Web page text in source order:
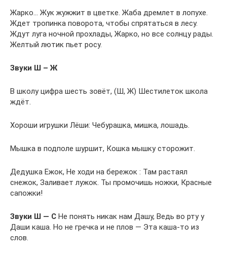
Жарко… Жук жужжит в цветке. Жаба дремлет в лопухе.
Ждет тропинка поворота, чтобы спрятаться в лесу.
Ждут луга ночной прохлады, Жарко, но все солнцу рады.
Желтый лютик пьет росу.
Звуки Ш – Ж
В школу цифра шесть зовёт, (Ш, Ж) Шестилеток школа
ждёт.
Хороши игрушки Лёши: Чебурашка, мишка, лошадь.
Мышка в подполе шуршит, Кошка мышку сторожит.
Дедушка Ежок, Не ходи на бережок : Там растаял
снежок, Заливает лужок. Ты промочишь ножки, Красные
сапожки!
Звуки Ш — С Не понять никак нам Дашу, Ведь во рту у
Даши каша. Но не гречка и не плов — Эта каша-то из
слов.